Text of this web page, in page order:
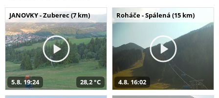
JANOVKY - Zuberec (7 km)
5.8. 19:24 28,2 °C
Roháče - Spálená (15 km)
4.8. 16:02